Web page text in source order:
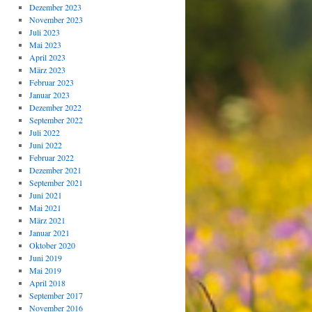
Dezember 2023
November 2023
Juli 2023
Mai 2023
April 2023
März 2023
Februar 2023
Januar 2023
Dezember 2022
September 2022
Juli 2022
Juni 2022
Februar 2022
Dezember 2021
September 2021
Juni 2021
Mai 2021
März 2021
Januar 2021
Oktober 2020
Juni 2019
Mai 2019
April 2018
September 2017
November 2016